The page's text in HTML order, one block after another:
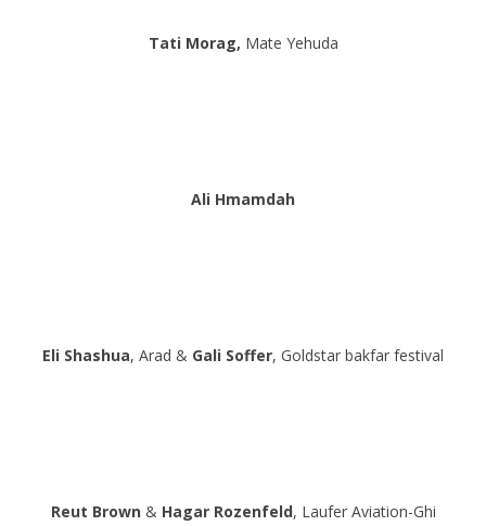
Tati Morag, Mate Yehuda
Ali Hmamdah
Eli Shashua, Arad & Gali Soffer, Goldstar bakfar festival
Reut Brown& Hagar Rozenfeld, Laufer Aviation-Ghi